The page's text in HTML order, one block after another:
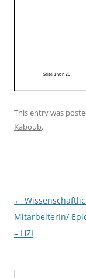
This entry was
Kaboub.
Post
navigation
←
MitarbeiterIn/
– HZI